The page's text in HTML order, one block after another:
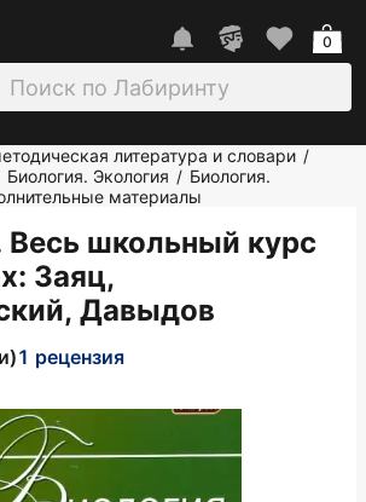
0
литература и словари /
Биология. Экология / Биология.
материалы
Весь школьный курс
: Заяц,
Давыдов
1 рецензия